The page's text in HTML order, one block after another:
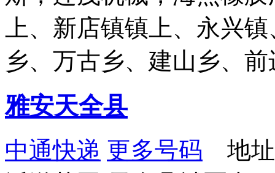
上、新店镇镇上、永兴
乡、万古乡、建山乡、
雅安天全县
中通快递 更多号码 地址